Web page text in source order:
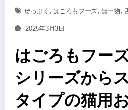
ぜっぷく , はごろもフーズ, 無一物,
2025年3月3日
はごろもフー
シリーズから
タイプの猫用